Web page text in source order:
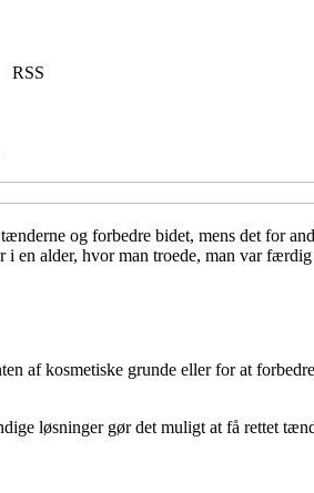
RSS
og forbedre bidet, mens det for
alder, hvor man troede, man var
af kosmetiske grunde eller for at
løsninger gør det muligt at få rettet